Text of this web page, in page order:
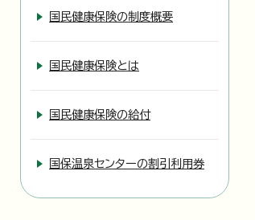
国民健康保険の制度概要
国民健康保険とは
国民健康保険の給付
国保温泉センターの割引利用券